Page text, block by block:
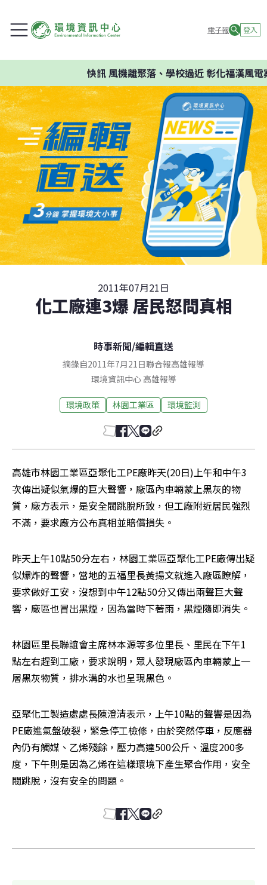
電子報 登入
快訊風機離聚落、學校過近 彰化福漢風電
2011年07月21日
化工廠連3爆 居民怒問真相
時事新聞/編輯直送
摘錄自2011年7月21日聯合報高雄報導
環境資訊中心 高雄報導
環境政策 林園工業區 環境監測
高雄市林園工業區亞聚化工PE廠昨天(20日)上午和中午3
次傳出疑似氣爆的巨大聲響，廠區內車輛蒙上黑灰的物
質，廠方表示，是安全閥跳脫所致，但工廠附近居民強烈
不滿，要求廠方公布真相並賠償損失。
昨天上午10點50分左右，林園工業區亞聚化工PE廠傳出疑
似爆炸的聲響，當地的五福里長黃揚文就進入廠區瞭解，
要求做好工安，沒想到中午12點50分又傳出兩聲巨大聲
響，廠區也冒出黑煙，因為當時下著雨，黑煙隨即消失。
林園區里長聯誼會主席林本源等多位里長、里民在下午1
點左右趕到工廠，要求說明，眾人發現廠區內車輛蒙上一
層黑灰物質，排水溝的水也呈現黑色。
亞聚化工製造處處長陳澄清表示，上午10點的聲響是因為
PE廠進氣盤破裂，緊急停工檢修，由於突然停車，反應器
內仍有觸媒、乙烯殘餘，壓力高達500公斤、溫度200多
度，下午則是因為乙烯在這樣環境下產生聚合作用，安全
閥跳脫，沒有安全的問題。